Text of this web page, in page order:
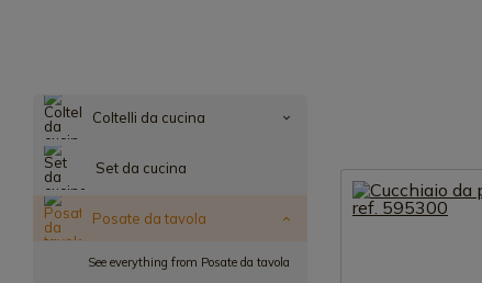
Coltelli da cucina
Set da cucina
Posate da tavola
See everything from Posate da tavola